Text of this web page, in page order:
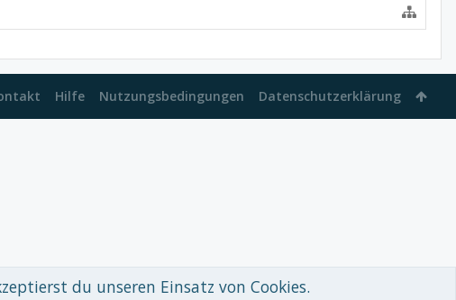
Hilfe Nutzungsbedingungen Datenschutzerklärung
du unseren Einsatz von Cookies.